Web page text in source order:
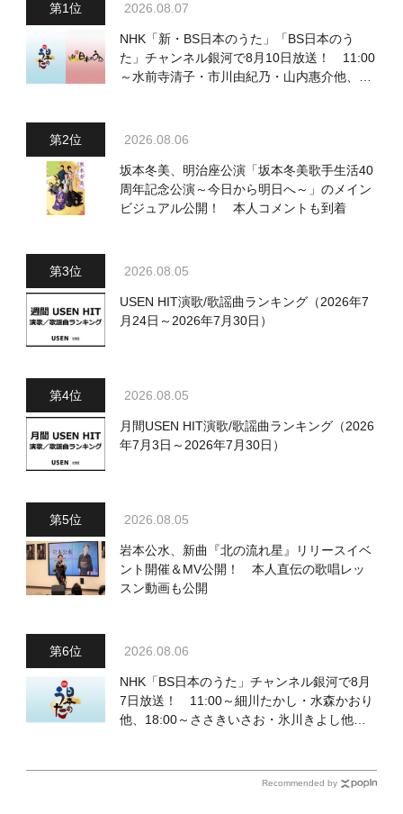
2026.08.07
NHK「新・BS日本のうた」「BS日本のう
た」チャンネル銀河で8月10日放送！ 11:00
～水前寺清子・市川由紀乃・山内惠介他、
2026.08.06
坂本冬美、明治座公演「坂本冬美歌手生活40
周年記念公演～今日から明日へ～」のメイン
ビジュアル公開！ 本人コメントも到着
2026.08.05
USEN HIT演歌/歌謡曲ランキング（2026年7
月24日～2026年7月30日）
2026.08.05
月間USEN HIT演歌/歌謡曲ランキング（2026
年7月3日～2026年7月30日）
2026.08.05
岩本公水、新曲『北の流れ星』リリースイベ
ント開催＆MV公開！ 本人直伝の歌唱レッ
スン動画も公開
2026.08.06
NHK「BS日本のうた」チャンネル銀河で8月
7日放送！ 11:00～細川たかし・水森かおり
他、18:00～ささきいさお・氷川きよし他登
Recommended by